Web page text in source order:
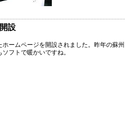
設
ームページを開設されました。昨年の蘇州
フトで暖かいですね。